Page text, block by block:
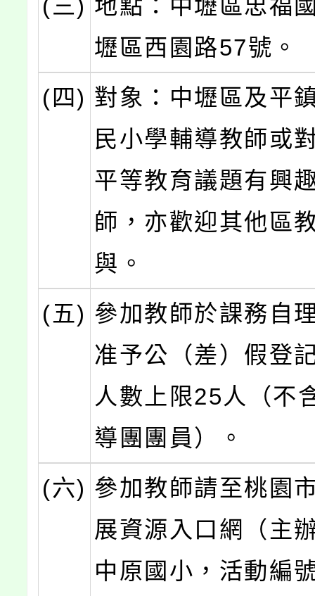
(三) 地點：中壢區忠福
壢區西園路57號。
(四) 對象：中壢區及平
民小學輔導教師或
平等教育議題有興
師，亦歡迎其他區
與。
(五) 參加教師於課務自
准予公（差）假登
人數上限25人（不
導團團員）。
(六) 參加教師請至桃園
展資源入口網（主
中原國小，活動編